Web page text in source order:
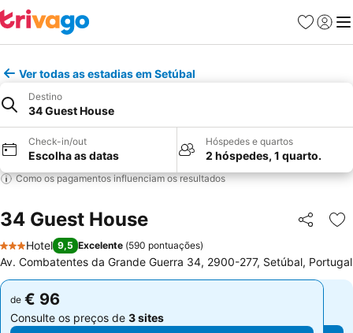
Favoritos
Iniciar
Ver todas as estadias em Setúbal
Destino
34 Guest House
Check-in/out
Escolha as datas
Hóspedes e quartos
2 hóspedes, 1 quarto.
Como os pagamentos influenciam os resultados
34 Guest House Partilhar
3 Estrelas
Hotel 9,5 Excelente (590 pontuações)
Av. Combatentes da Grande Guerra 34, 2900-277, Setúbal, Portugal
de € 96
Consulte os preços de 3 sites
de € 96
Consulte os preços de 3 sites